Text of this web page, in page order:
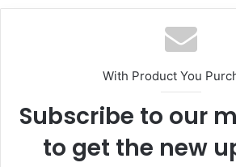
With Product You
Subscribe to our
to get the new